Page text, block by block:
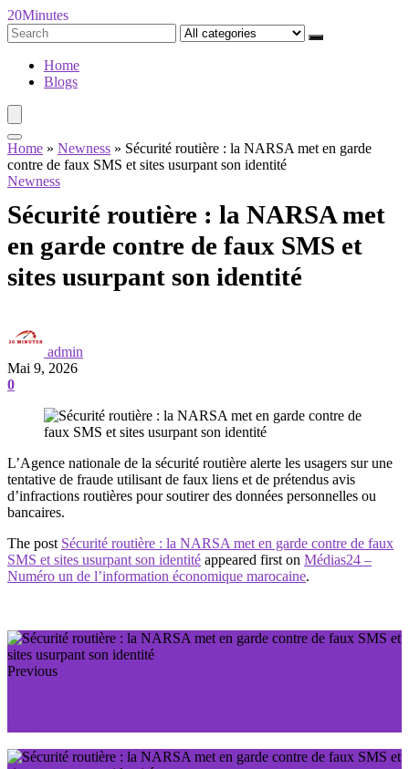
20Minutes
Search
for:
Home
Blogs
Home » Newness » Sécurité routière : la NARSA met en garde
contre de faux SMS et sites usurpant son identité
Newness
Sécurité routière : la NARSA met
en garde contre de faux SMS et
sites usurpant son identité
admin
Mai 9, 2026
0
L’Agence nationale de la sécurité routière alerte les usagers sur une
tentative de fraude utilisant de faux liens et de prétendus avis
d’infractions routières pour soutirer des données personnelles ou
bancaires.
The post Sécurité routière : la NARSA met en garde contre de faux
SMS et sites usurpant son identité appeared first on Médias24 –
Numéro un de l’information économique marocaine.
Previous